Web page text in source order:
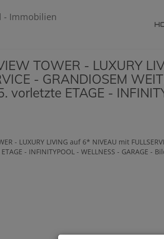
TOWER - LUXURY
- GRANDIOSEM
vorletzte ETAGE -